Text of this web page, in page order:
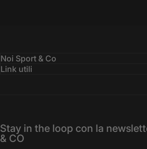
Noi Sport & Co
Link utili
Stay in the loop con la
& CO